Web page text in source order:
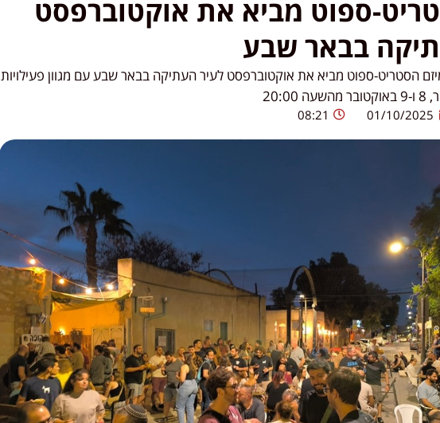
ספוט מביא את אוקטוברפסט
בבאר שבע
הסטריט-ספוט מביא את אוקטוברפסט לעיר העתיקה בבאר שבע עם מגוון פעילויות
01/10/2025
08:21